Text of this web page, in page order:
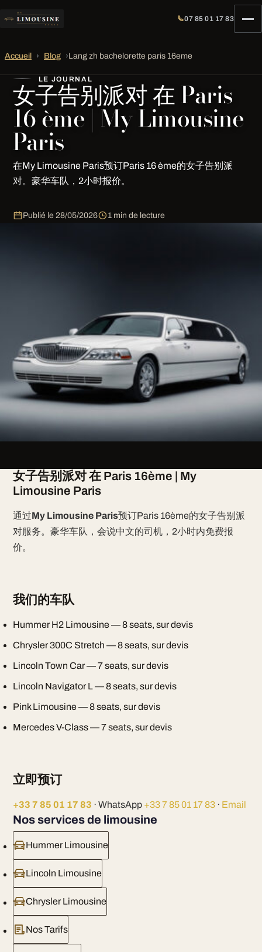
07 85 01 17 83
Accueil › Blog ›Lang zh bachelorette paris 16eme
LE JOURNAL
女子告别派对 在 Paris
16 ème | My Limousine
Paris
在My Limousine Paris预订Paris 16 ème的女子告别派
对。豪华车队，2小时报价。
Publié le 28/05/2026 1 min de lecture
女子告别派对 在 Paris 16ème | My
Limousine Paris
通过My Limousine Paris预订Paris 16ème的女子告别派
对服务。豪华车队，会说中文的司机，2小时内免费报
价。
我们的车队
Hummer H2 Limousine — 8 seats, sur devis
Chrysler 300C Stretch — 8 seats, sur devis
Lincoln Town Car — 7 seats, sur devis
Lincoln Navigator L — 8 seats, sur devis
Pink Limousine — 8 seats, sur devis
Mercedes V-Class — 7 seats, sur devis
立即预订
+33 7 85 01 17 83 · WhatsApp +33 7 85 01 17 83· Email
Nos services de limousine
Hummer Limousine
Lincoln Limousine
Chrysler Limousine
Nos Tarifs